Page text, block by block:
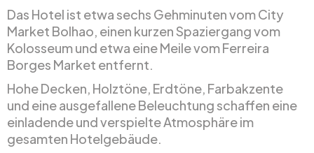
Das Hotel ist etwa sechs Gehminuten vom City
Market Bolhao, einen kurzen Spaziergang vom
Kolosseum und etwa eine Meile vom Ferreira
Borges Market entfernt.
Hohe Decken, Holztöne, Erdtöne, Farbakzente
und eine ausgefallene Beleuchtung schaffen eine
einladende und verspielte Atmosphäre im
gesamten Hotelgebäude.